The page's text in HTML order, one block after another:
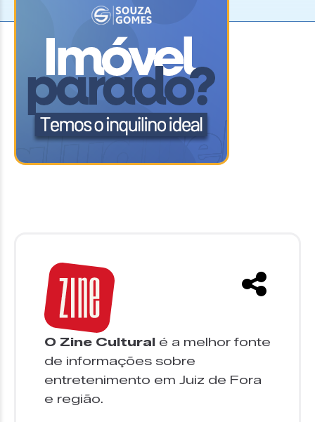
O Zine Cultural é a melhor fonte
de informações sobre
entretenimento em Juiz de Fora
e região.